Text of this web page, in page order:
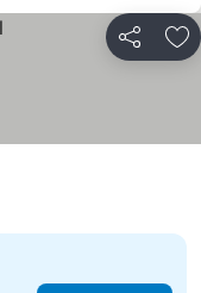
シェア お